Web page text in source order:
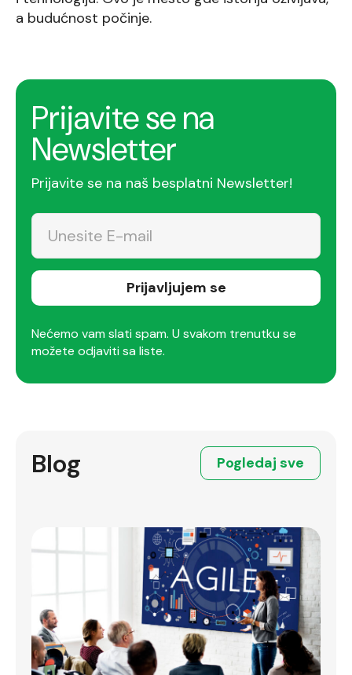
a budućnost počinje.
Prijavite se na
Newsletter
Prijavite se na naš besplatni Newsletter!
Prijavljujem se
Nećemo vam slati spam. U svakom trenutku se
možete odjaviti sa liste.
Blog Pogledaj sve